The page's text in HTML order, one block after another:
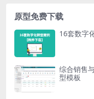
原型免费下载
16套数字
综合销售
型模板